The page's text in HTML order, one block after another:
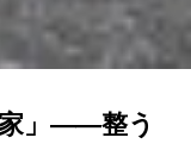
」——整う